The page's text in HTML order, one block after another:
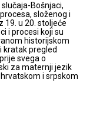
Bošnjaci,
složenog i
19. u 20. stoljeće
i procesi koji su
historijskom
kratak pregled
svega o
za maternji jezik
i srpskom